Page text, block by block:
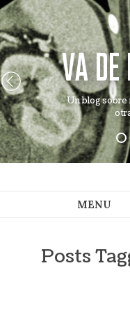
VA DE
Un blog sobre
Posts